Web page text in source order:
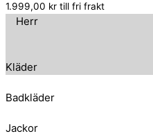
1.999,00 kr till fri frakt
Herr
Kläder
Badkläder
Jackor